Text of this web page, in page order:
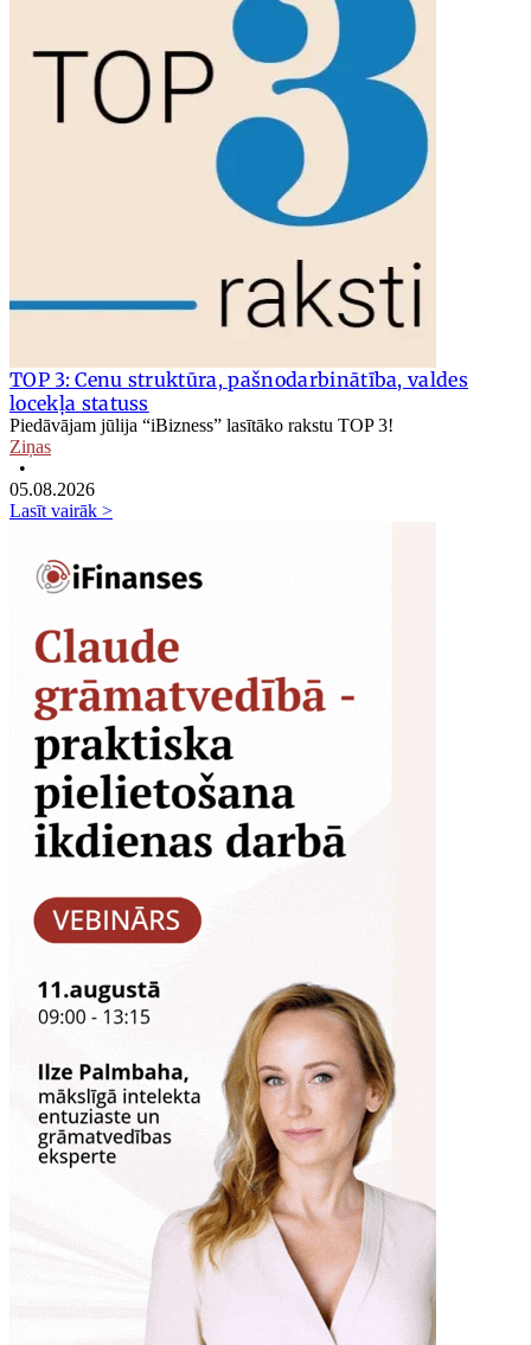
TOP 3: Cenu struktūra, pašnodarbinātība, valdes
locekļa statuss
Piedāvājam jūlija “iBizness” lasītāko rakstu TOP 3!
Ziņas
•
05.08.2026
Lasīt vairāk >